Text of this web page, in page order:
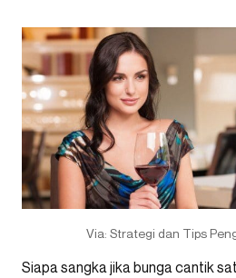
Via: Strategi dan Tips
Siapa sangka jika bunga cantik